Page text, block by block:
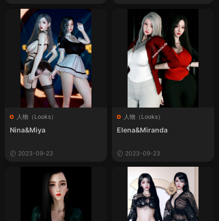
人物（Looks）
Nina&Miya
2023-09-23
人物（Looks）
Elena&Miranda
2023-09-23